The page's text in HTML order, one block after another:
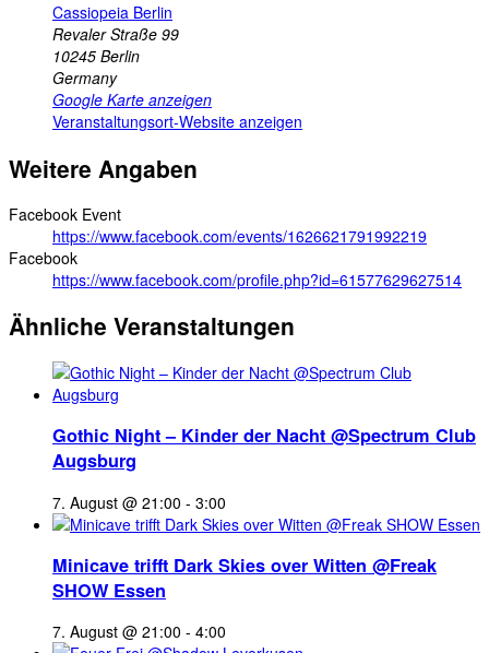
Cassiopeia Berlin
Revaler Straße 99
10245 Berlin
Germany
Google Karte anzeigen
Veranstaltungsort-Website anzeigen
Weitere Angaben
Facebook Event
https://www.facebook.com/events/1626621791992219
Facebook
https://www.facebook.com/profile.php?id=61577629627514
Ähnliche Veranstaltungen
Gothic Night – Kinder der Nacht @Spectrum Club
Augsburg
7. August @ 21:00 - 3:00
Minicave trifft Dark Skies over Witten @Freak
SHOW Essen
7. August @ 21:00 - 4:00